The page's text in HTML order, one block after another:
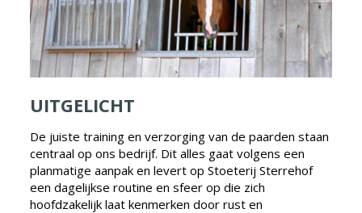
UITGELICHT
De juiste training en verzorging van de paarden staan
centraal op ons bedrijf. Dit alles gaat volgens een
planmatige aanpak en levert op Stoeterij Sterrehof
een dagelijkse routine en sfeer op die zich
hoofdzakelijk laat kenmerken door rust en